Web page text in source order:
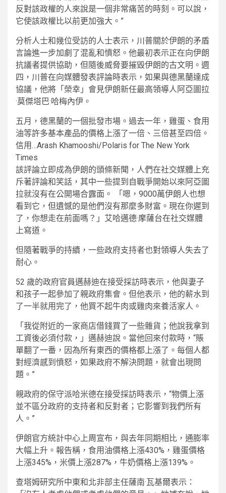
反對該政權的人來說是一個非常痛苦的時刻。可以說，
它使該政權比以前更加強大。”
分析人士和幾位受訪的人士表示，川普關於伊朗的矛盾
言論進一步加劇了混亂和憤怒。他最初表示正在向伊朗
抗議者提供協助，但隨後威脅要摧毀伊朗的古文明。週
四，川普在向媒體發表評論時表示，如果與德黑蘭達成
協議，他將「榮幸」會見伊朗新任最高領導人阿亞圖拉
·莫傑塔巴·哈梅內伊。
五月，德黑蘭的一個批發市場。過去一年，雞蛋、食用
油等許多基本產品的價格上漲了一倍、三倍甚至四倍。
信用…Arash Khamooshi/Polaris for The New York
Times
該評論立即成為伊朗的頭條新聞，人們在社交媒體上充
斥著評論和笑話，其中一些提到自戰爭開始以來阿亞圖
拉就沒有在公開場合露面。 「嗯，9000萬伊朗人也想
看到它，但遺憾的是他們沒有那麼多財富。現在你遲到
了，你想走在前面嗎？」艾哈邁德·摩薩台在社交媒體
上寫道。
但隨著戰爭的持續，一些政府支持者也對領導人失去了
耐心。
52 歲的政府官員邁赫迪在接受採訪時表示，他與妻子
和孩子一起參加了親政府集會。但他表示，他的薪水到
了一半就用完了，他買不起牛肉或雞肉來養活家人。
「我從附近的一家商店借錢買了一些雜貨；他說我拿到
工資後必須付款，」邁赫迪說。當他回來付款時，“賬
單翻了一番，因為所有東西的價格都上漲了。每個人都
對經濟感到憤怒，如果政府不解決問題，就會出現問
題。”
親政府的保守派哈米德在接受採訪時表示，“物價上漲
並不區分政府的支持者和反對者；它影響到我們所有
人。”
伊朗官方統計中心上周宣布，與去年同期相比，通膨率
大幅上升。報告稱，食用油價格上漲430%，雞蛋價格
上漲345%，米價上漲287%，牛奶價格上漲139%。
查塔姆研究所中東和北非部主任薩南·瓦基爾表示：